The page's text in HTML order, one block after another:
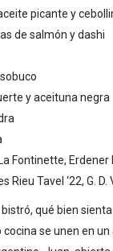
picante y
de salmón y dashi
y aceituna negra
Fontinette, Erdener
Rieu Tavel ‘22, G. D.
qué bien
se unen en